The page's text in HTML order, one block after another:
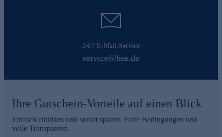
24/7 E-Mail-Service
service@hse.de
Ihre Gutschein-Vorteile auf einen Blick
Einfach einlösen und sofort sparen. Faire Bedingungen und
volle Transparenz.